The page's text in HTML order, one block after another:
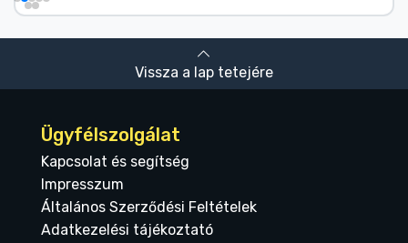
Vissza a lap tetejére
Ügyfélszolgálat
Kapcsolat és segítség
Impresszum
Általános Szerződési Feltételek
Adatkezelési tájékoztató